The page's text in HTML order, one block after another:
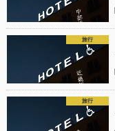
旅行
旅行